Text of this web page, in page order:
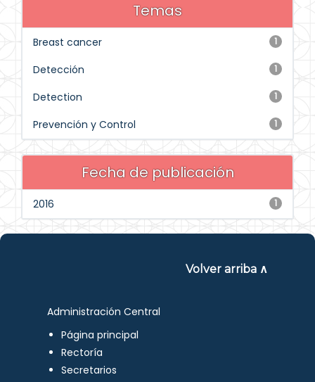
Temas
1
Breast cancer
1
Detección
1
Detection
1
Prevención y Control
Fecha de publicación
1
2016
Volver arriba ∧
Administración Central
Página principal
Rectoría
Secretarios